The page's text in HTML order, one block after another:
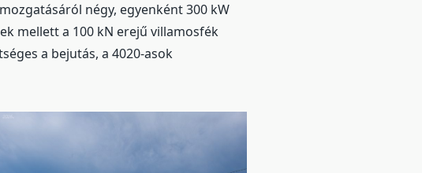
négy, egyenként 300 kW
mellett a 100 kN erejű villamosfék
a bejutás, a 4020-asok